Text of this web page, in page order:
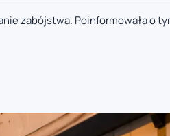
zabójstwa. Poinformowała o